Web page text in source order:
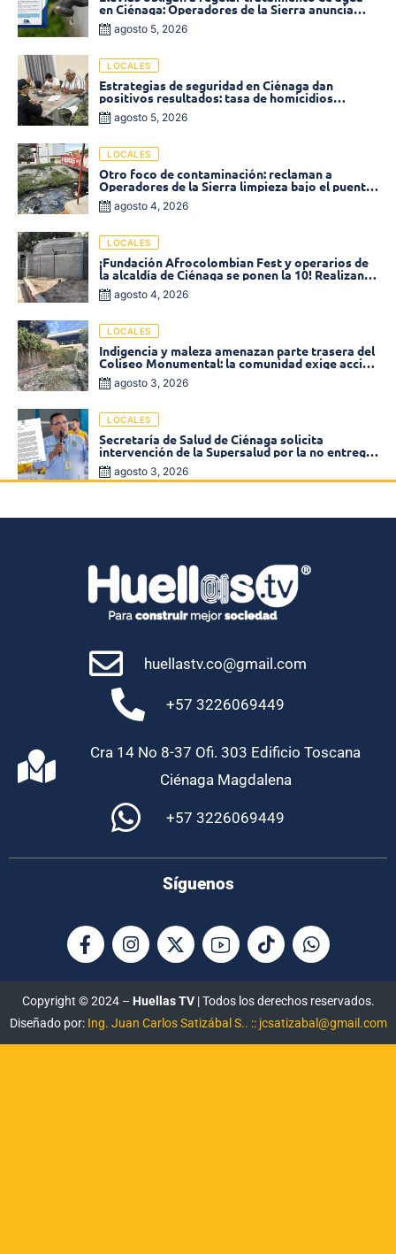
en Ciénaga: Operadores de la Sierra anuncia
baja presión en varios sectores
agosto 5, 2026
LOCALES
Estrategias de seguridad en Ciénaga dan
positivos resultados: tasa de homicidios
disminuyó un 58% en 2026
agosto 5, 2026
LOCALES
Otro foco de contaminación: reclaman a
Operadores de la Sierra limpieza bajo el puente
de la calle 19 con carrera 11
agosto 4, 2026
LOCALES
¡Fundación Afrocolombian Fest y operarios de
la alcaldía de Ciénaga se ponen la 10! Realizan
limpieza de la parte posterior del Coliseo
Monumental
agosto 4, 2026
LOCALES
Indigencia y maleza amenazan parte trasera del
Coliseo Monumental: la comunidad exige acción
inmediata!
agosto 3, 2026
LOCALES
Secretaría de Salud de Ciénaga solicita
intervención de la Supersalud por la no entrega
de medicamentos en las EPS
agosto 3, 2026
huellastv.co@gmail.com
+57 3226069449
Cra 14 No 8-37 Ofi. 303 Edificio Toscana
Ciénaga Magdalena
+57 3226069449
Síguenos
Copyright © 2024 – Huellas TV| Todos los derechos reservados.
Diseñado por: Ing. Juan Carlos Satizábal S.. :: jcsatizabal@gmail.com